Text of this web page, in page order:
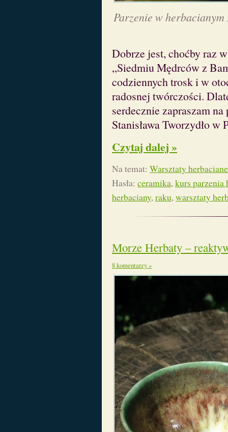
Parzenie w
Dobrze jest, choćby raz
„Siedmiu Mędrców z
codziennych trosk i w
radosnej twórczości.
serdecznie zapraszam
Stanisława Tworzydło w
Czytaj dalej »
Na temat: Warsztaty herbaciane
Hasła: ceramika,kurs parzenia
herbaciany,raku,warsztaty
Morze Herbaty –
8 komentarzy »